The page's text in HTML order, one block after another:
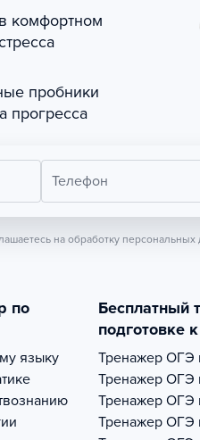
комфортном
пробники
прогресса
Телефон
на обработку персональных
по
языку
Бесплатный
подготовке
Тренажер ОГЭ
Тренажер ОГЭ
Тренажер ОГЭ
Тренажер ОГЭ